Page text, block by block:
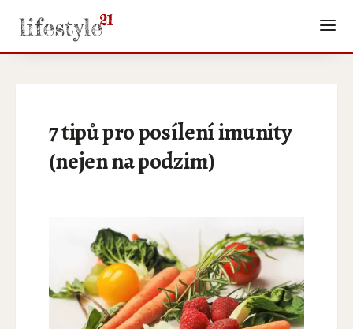
7 tipů pro posílení imunity
(nejen na podzim)